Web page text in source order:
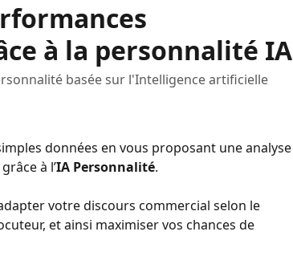
à la personnalité IA
basée sur l'Intelligence artificielle
données en vous proposant une analyse
à l’IA Personnalité.
votre discours commercial selon le
et ainsi maximiser vos chances de